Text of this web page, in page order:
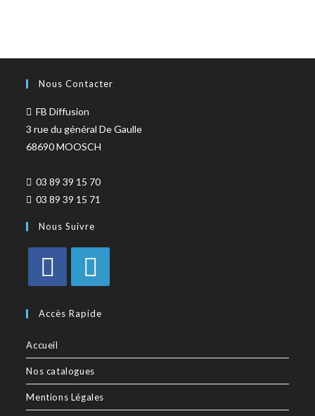
Nous Contacter
FB Diffusion
3 rue du général De Gaulle
68690 MOOSCH
03 89 39 15 70
03 89 39 15 71
Nous Suivre
Accès Rapide
Accueil
Nos catalogues
Mentions Légales